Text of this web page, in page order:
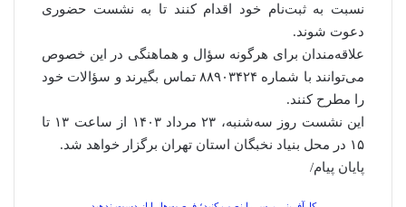
نسبت به ثبت‌نام خود اقدام کنند تا به نشست حضوری
دعوت شوند.
علاقه‌مندان برای هرگونه سؤال و هماهنگی در این خصوص
می‌توانند با شماره ۸۸۹۰۳۴۲۴ تماس بگیرند و سؤالات خود
را مطرح کنند.
این نشست روز سه‌شنبه، ۲۳ مرداد ۱۴۰۳ از ساعت ۱۳ تا
۱۵ در محل بنیاد نخبگان استان تهران برگزار خواهد شد.
پایان پیام/